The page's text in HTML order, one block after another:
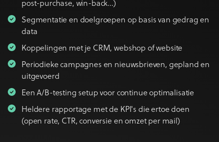
post-purchase, win-back…)
Segmentatie en doelgroepen op basis van gedrag en
data
Koppelingen met je CRM, webshop of website
Periodieke campagnes en nieuwsbrieven, gepland en
uitgevoerd
Een A/B-testing setup voor continue optimalisatie
Heldere rapportage met de KPI's die ertoe doen
(open rate, CTR, conversie en omzet per mail)